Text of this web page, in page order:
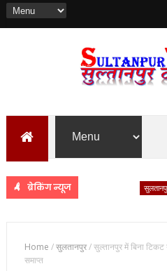
ब्रेकिंग न्यूज
Home /सुलतानपुर/सुल्तानपुर में बिना टिकट
समाप्त